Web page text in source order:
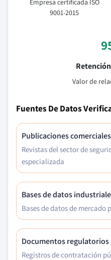
Empresa certificada ISO
9001-2015
Valor de
Fuentes De Datos
Publicaciones comerciales
Revistas del sector de
especializada
Bases de datos
Bases de datos de mercado
Documentos regulatorios
Registros de contratación